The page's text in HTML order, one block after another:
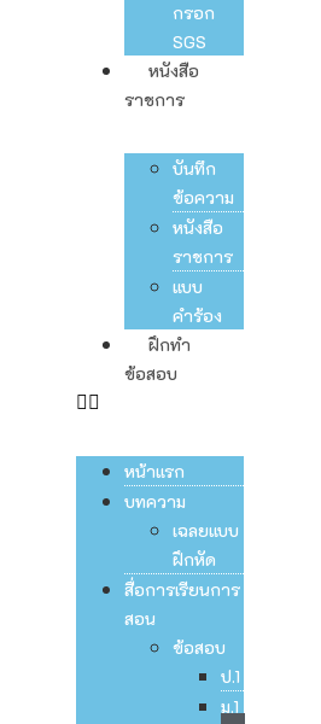
กรอก
SGS
หนังสือ
ราชการ
บันทึก
ข้อความ
หนังสือ
ราชการ
แบบ
คำร้อง
ฝึกทำ
ข้อสอบ
หน้าแรก
บทความ
เฉลยแบบ
ฝึกหัด
สื่อการเรียนการ
สอน
ข้อสอบ
ป.1
ม.1